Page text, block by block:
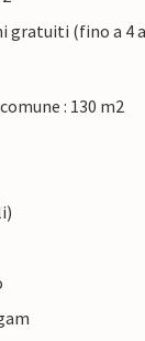
gratuiti (fino a 4
: 130 m2